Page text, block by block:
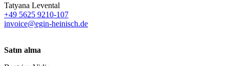
Tatyana Levental
+49 5625 9210-107
invoice@egin-heinisch.de
Satın alma